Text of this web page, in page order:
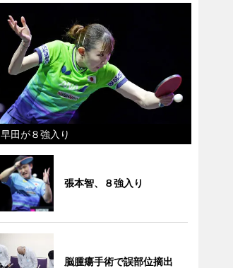
早田が８強入り
張本智、８強入り
脳腫瘍手術で誤部位摘出